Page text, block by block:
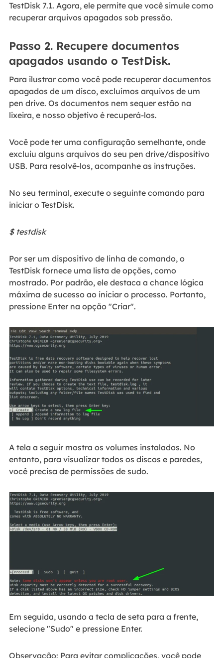
TestDisk 7.1. Agora, ele permite que você simule como
recuperar arquivos apagados sob pressão.
Passo 2. Recupere documentos
apagados usando o TestDisk.
Para ilustrar como você pode recuperar documentos
apagados de um disco, excluímos arquivos de um
pen drive. Os documentos nem sequer estão na
lixeira, e nosso objetivo é recuperá-los.
Você pode ter uma configuração semelhante, onde
excluiu alguns arquivos do seu pen drive/dispositivo
USB. Para resolvê-los, acompanhe as instruções.
No seu terminal, execute o seguinte comando para
iniciar o TestDisk.
$ testdisk
Por ser um dispositivo de linha de comando, o
TestDisk fornece uma lista de opções, como
mostrado. Por padrão, ele destaca a chance lógica
máxima de sucesso ao iniciar o processo. Portanto,
pressione Enter na opção "Criar".
A tela a seguir mostra os volumes instalados. No
entanto, para visualizar todos os discos e paredes,
você precisa de permissões de sudo.
Em seguida, usando a tecla de seta para a frente,
selecione "Sudo" e pressione Enter.
Observação: Para evitar complicações, você pode